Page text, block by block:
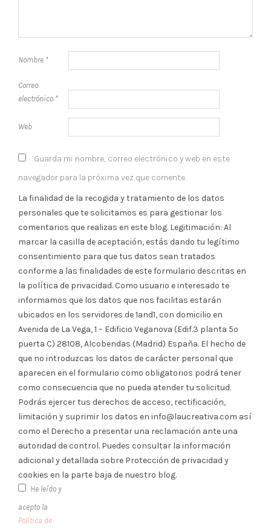
Nombre *
Correo
electrónico *
Web
Guarda mi nombre, correo electrónico y web en este
navegador para la próxima vez que comente.
La finalidad de la recogida y tratamiento de los datos
personales que te solicitamos es para gestionar los
comentarios que realizas en este blog. Legitimación: Al
marcar la casilla de aceptación, estás dando tu legítimo
consentimiento para que tus datos sean tratados
conforme a las finalidades de este formulario descritas en
la política de privacidad. Como usuario e interesado te
informamos que los datos que nos facilitas estarán
ubicados en los servidores de 1and1, con domicilio en
Avenida de La Vega, 1 – Edificio Veganova (Edif.3 planta 5º
puerta C) 28108, Alcobendas (Madrid) España. El hecho de
que no introduzcas los datos de carácter personal que
aparecen en el formulario como obligatorios podrá tener
como consecuencia que no pueda atender tu solicitud.
Podrás ejercer tus derechos de acceso, rectificación,
limitación y suprimir los datos en info@laucreativa.com así
como el Derecho a presentar una reclamación ante una
autoridad de control. Puedes consultar la información
adicional y detallada sobre Protección de privacidad y
cookies en la parte baja de nuestro blog.
He leído y
acepto la
Política de